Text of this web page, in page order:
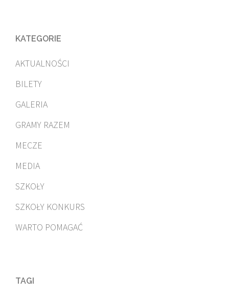
KATEGORIE
AKTUALNOŚCI
BILETY
GALERIA
GRAMY RAZEM
MECZE
MEDIA
SZKOŁY
SZKOŁY KONKURS
WARTO POMAGAĆ
TAGI